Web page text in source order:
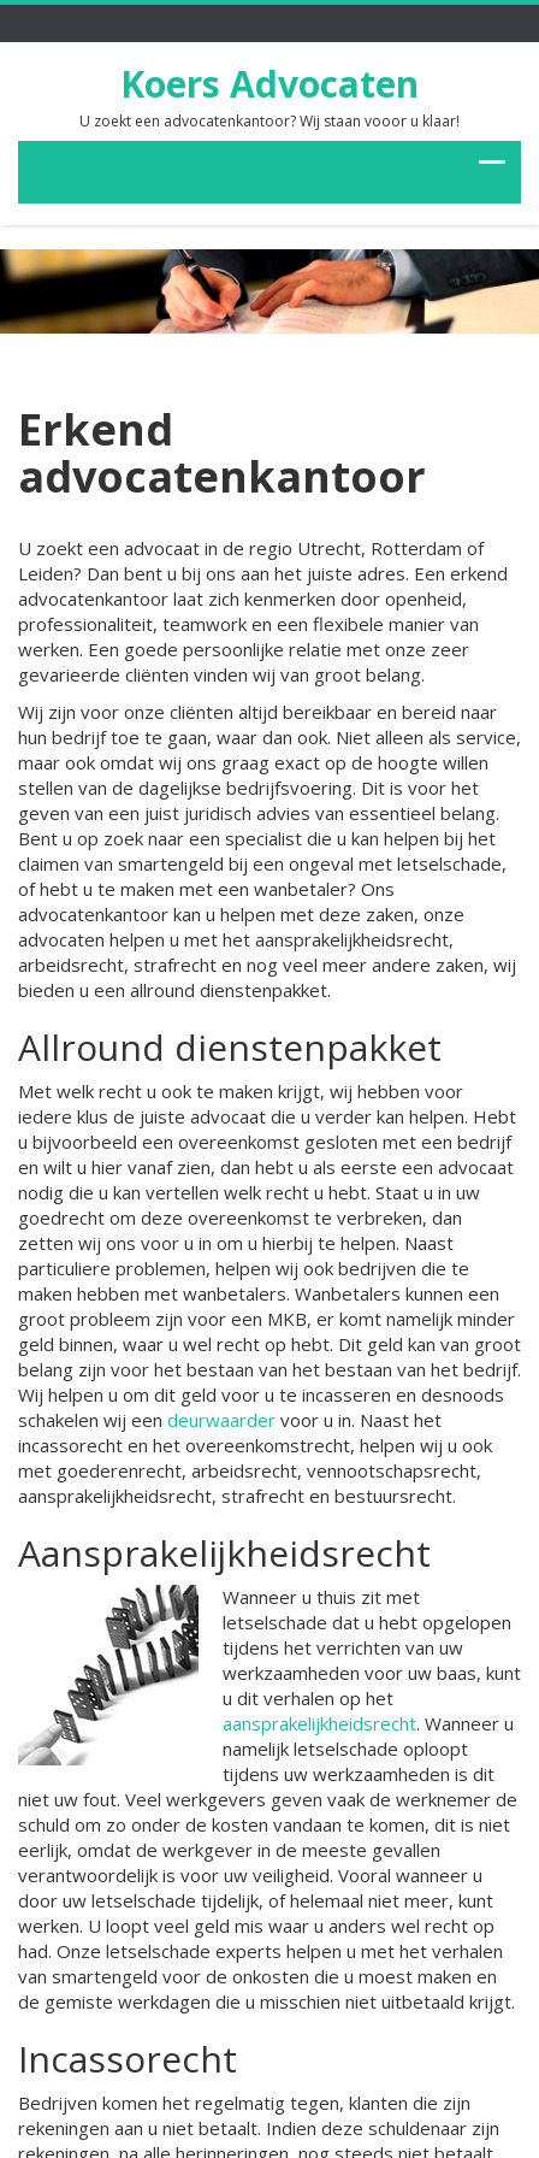
Koers Advocaten
U zoekt een advocatenkantoor? Wij staan vooor u klaar!
Erkend
advocatenkantoor
U zoekt een advocaat in de regio Utrecht, Rotterdam of
Leiden? Dan bent u bij ons aan het juiste adres. Een erkend
advocatenkantoor laat zich kenmerken door openheid,
professionaliteit, teamwork en een flexibele manier van
werken. Een goede persoonlijke relatie met onze zeer
gevarieerde cliënten vinden wij van groot belang.
Wij zijn voor onze cliënten altijd bereikbaar en bereid naar
hun bedrijf toe te gaan, waar dan ook. Niet alleen als service,
maar ook omdat wij ons graag exact op de hoogte willen
stellen van de dagelijkse bedrijfsvoering. Dit is voor het
geven van een juist juridisch advies van essentieel belang.
Bent u op zoek naar een specialist die u kan helpen bij het
claimen van smartengeld bij een ongeval met letselschade,
of hebt u te maken met een wanbetaler? Ons
advocatenkantoor kan u helpen met deze zaken, onze
advocaten helpen u met het aansprakelijkheidsrecht,
arbeidsrecht, strafrecht en nog veel meer andere zaken, wij
bieden u een allround dienstenpakket.
Allround dienstenpakket
Met welk recht u ook te maken krijgt, wij hebben voor
iedere klus de juiste advocaat die u verder kan helpen. Hebt
u bijvoorbeeld een overeenkomst gesloten met een bedrijf
en wilt u hier vanaf zien, dan hebt u als eerste een advocaat
nodig die u kan vertellen welk recht u hebt. Staat u in uw
goedrecht om deze overeenkomst te verbreken, dan
zetten wij ons voor u in om u hierbij te helpen. Naast
particuliere problemen, helpen wij ook bedrijven die te
maken hebben met wanbetalers. Wanbetalers kunnen een
groot probleem zijn voor een MKB, er komt namelijk minder
geld binnen, waar u wel recht op hebt. Dit geld kan van groot
belang zijn voor het bestaan van het bestaan van het bedrijf.
Wij helpen u om dit geld voor u te incasseren en desnoods
schakelen wij een deurwaarder voor u in. Naast het
incassorecht en het overeenkomstrecht, helpen wij u ook
met goederenrecht, arbeidsrecht, vennootschapsrecht,
aansprakelijkheidsrecht, strafrecht en bestuursrecht.
Aansprakelijkheidsrecht
Wanneer u thuis zit met
letselschade dat u hebt opgelopen
tijdens het verrichten van uw
werkzaamheden voor uw baas, kunt
u dit verhalen op het
aansprakelijkheidsrecht. Wanneer u
namelijk letselschade oploopt
tijdens uw werkzaamheden is dit
niet uw fout. Veel werkgevers geven vaak de werknemer de
schuld om zo onder de kosten vandaan te komen, dit is niet
eerlijk, omdat de werkgever in de meeste gevallen
verantwoordelijk is voor uw veiligheid. Vooral wanneer u
door uw letselschade tijdelijk, of helemaal niet meer, kunt
werken. U loopt veel geld mis waar u anders wel recht op
had. Onze letselschade experts helpen u met het verhalen
van smartengeld voor de onkosten die u moest maken en
de gemiste werkdagen die u misschien niet uitbetaald krijgt.
Incassorecht
Bedrijven komen het regelmatig tegen, klanten die zijn
rekeningen aan u niet betaalt. Indien deze schuldenaar zijn
rekeningen, na alle herinneringen, nog steeds niet betaalt,